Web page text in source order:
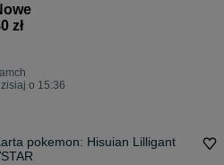
zł
o 15:36
pokemon: Hisuian Lilligant